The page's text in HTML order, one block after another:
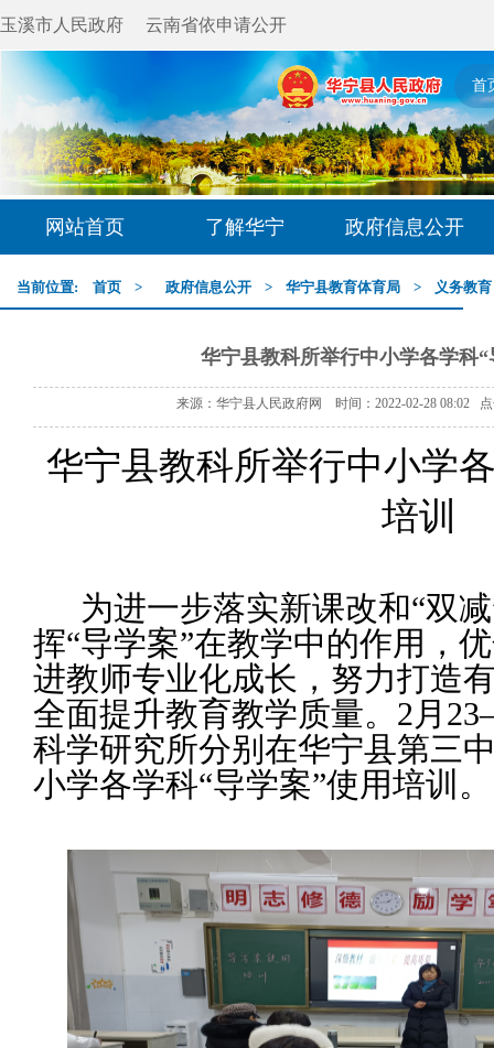
玉溪市人民政府 云南省依申请公开
首
网站首页 了解华宁 政府信息公开
当前位置: 首页 > 政府信息公开 > 华宁县教育体育局 > 义务教育
华宁县教科所举行中小学各学科
来源：华宁县人民政府网 时间：2022-02-28 08:02
华宁县教科所举行中小学
培训
为进一步落实新课改和“双
挥“导学案”在教学中的作用，
进教师专业化成长，努力打造
全面提升教育教学质量。2月
科学研究所分别在华宁县第三
小学各学科“导学案”使用培训。